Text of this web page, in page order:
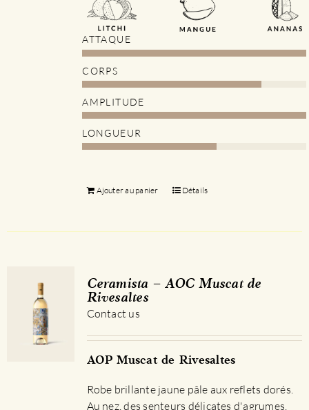
ATTAQUE
CORPS
AMPLITUDE
LONGUEUR
Ajouter au panier Détails
Ceramista – AOC Muscat de
Rivesaltes
Contact us
AOP Muscat de Rivesaltes
Robe brillante jaune pâle aux reflets dorés.
Au nez, des senteurs délicates d'agrumes.